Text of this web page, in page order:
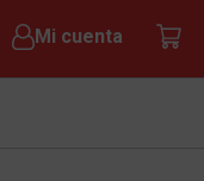
Mi cuenta